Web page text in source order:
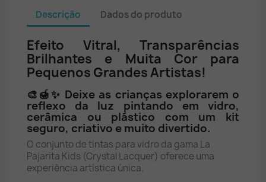
Descrição Dados do produto
Efeito Vitral, Transparências
Brilhantes e Muita Cor para
Pequenos Grandes Artistas!
🎨🍯✨ Deixe as crianças explorarem o
reflexo da luz pintando em vidro,
cerâmica ou plástico com um kit
seguro, criativo e muito divertido.
O conjunto de tintas para vidro da gama La
Pajarita Kids (Crystal Lacquer) oferece uma
experiência artística única.